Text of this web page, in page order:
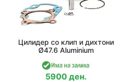
Цилидер со клип и дихтони
Ø47.6 Aluminium
5900 ден.